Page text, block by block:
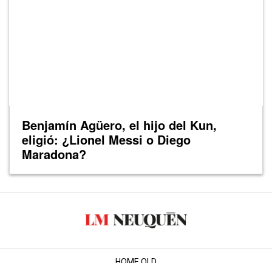
Benjamín Agüero, el hijo del Kun,
eligió: ¿Lionel Messi o Diego
Maradona?